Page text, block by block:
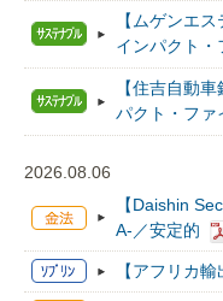
【ムゲンエ
インパクト・
【住吉自動
パクト・ファ
2026.08.06
【Daishin
A-／安定的
【アフリカ